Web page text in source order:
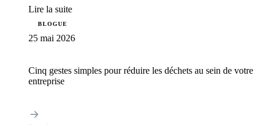
Lire la suite
BLOGUE
25 mai 2026
Cinq gestes simples pour réduire les déchets au sein de votre
entreprise